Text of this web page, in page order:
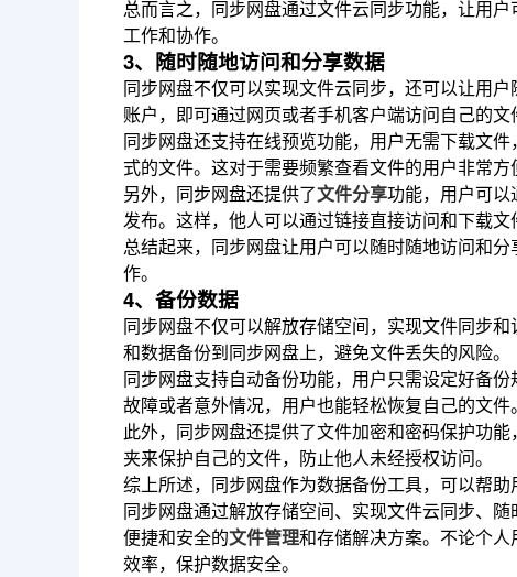
总而言之，同步网盘通过文件云同步功能，让用
工作和协作。
3、随时随地访问和分享数据
同步网盘不仅可以实现文件云同步，还可以让用
账户，即可通过网页或者手机客户端访问自己的文
同步网盘还支持在线预览功能，用户无需下载文
式的文件。这对于需要频繁查看文件的用户非常方
另外，同步网盘还提供了文件分享功能，用户可
发布。这样，他人可以通过链接直接访问和下载文
总结起来，同步网盘让用户可以随时随地访问和
作。
4、备份数据
同步网盘不仅可以解放存储空间，实现文件同步
和数据备份到同步网盘上，避免文件丢失的风险。
同步网盘支持自动备份功能，用户只需设定好备
故障或者意外情况，用户也能轻松恢复自己的文件。
此外，同步网盘还提供了文件加密和密码保护功
夹来保护自己的文件，防止他人未经授权访问。
综上所述，同步网盘作为数据备份工具，可以帮
同步网盘通过解放存储空间、实现文件云同步、
便捷和安全的文件管理和存储解决方案。不论个
效率，保护数据安全。